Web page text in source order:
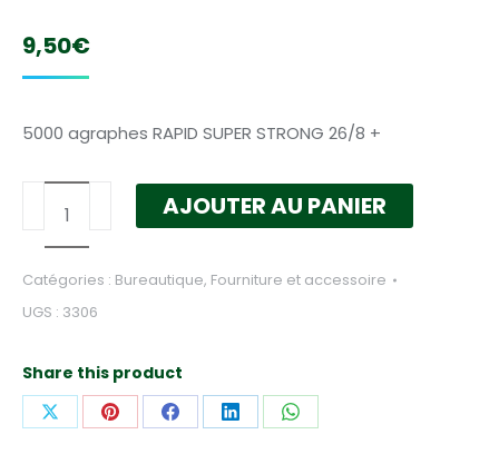
9,50€
5000 agraphes RAPID SUPER STRONG 26/8 +
5000
AGRAFES
RAPID
STRONG
26/8
+
AJOUTER AU PANIER
Catégories : Bureautique, Fourniture et accessoire
UGS : 3306
Share this product
PartagerPartagerPartagerPartagerPartager